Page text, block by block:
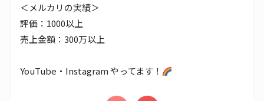
＜メルカリの実績＞
評価：1000以上
売上金額：300万以上
YouTube・Instagram やってます！